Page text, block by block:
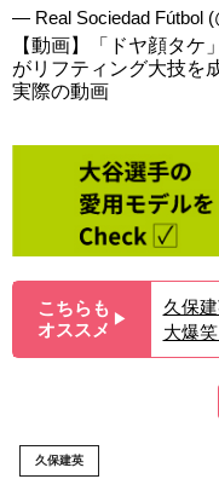
— Real Sociedad Fútbol
【動画】「ドヤ顔タ
がリフティング大技を
実際の動画
こちらも
オススメ ▶︎
久保
大爆
久保建英